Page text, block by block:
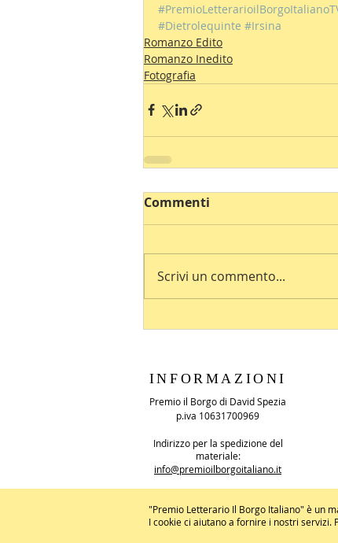
#Dietrolequinte #Irsina
Romanzo Edito
Romanzo Inedito
Fotografia
Commenti
Scrivi un commento...
INFORMAZIONI
Premio il Borgo di David Spezia
p.iva 10631700969
Indirizzo per la spedizione del
materiale:
info@premioilborgoitaliano.it
"Premio Letterario Il Borgo Italiano" è un
I cookie ci aiutano a fornire i nostri